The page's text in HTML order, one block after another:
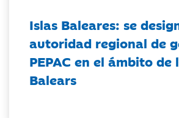
Islas Baleares: se
autoridad regional de
PEPAC en el ámbito de
Balears